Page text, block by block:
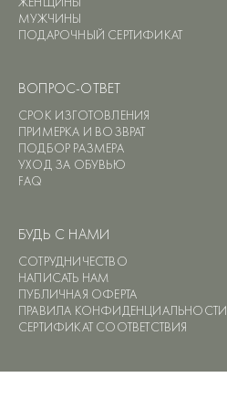
МУЖЧИНЫ
ПОДАРОЧНЫЙ СЕРТИФИКАТ
ВОПРОС-ОТВЕТ
СРОК ИЗГОТОВЛЕНИЯ
ПРИМЕРКА И ВОЗВРАТ
ПОДБОР РАЗМЕРА
УХОД ЗА ОБУВЬЮ
FAQ
БУДЬ С НАМИ
СОТРУДНИЧЕСТВО
НАПИСАТЬ НАМ
ПУБЛИЧНАЯ ОФЕРТА
ПРАВИЛА КОНФИДЕНЦИАЛЬНОСТИ
СЕРТИФИКАТ СООТВЕТСТВИЯ